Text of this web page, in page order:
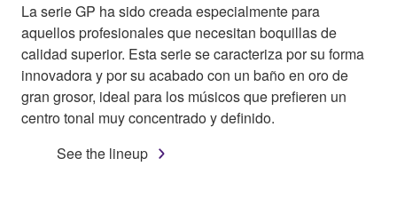
La serie GP ha sido creada especialmente para
aquellos profesionales que necesitan boquillas de
calidad superior. Esta serie se caracteriza por su forma
innovadora y por su acabado con un baño en oro de
gran grosor, ideal para los músicos que prefieren un
centro tonal muy concentrado y definido.
See the lineup